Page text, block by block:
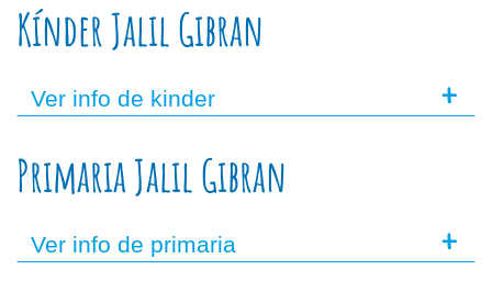
Kínder Jalil Gibran
Ver info de kinder +
Primaria Jalil Gibran
Ver info de primaria +